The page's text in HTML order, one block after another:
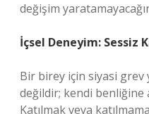
değişim
İçsel Deneyim: Sessiz
Bir birey için siyasi grev
değildir; kendi benliğine
Katılmak veya